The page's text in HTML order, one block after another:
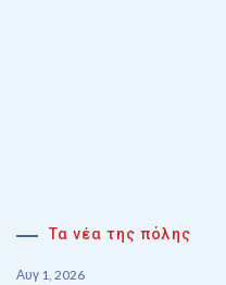
Τα νέα της πόλης
Αυγ 1, 2026